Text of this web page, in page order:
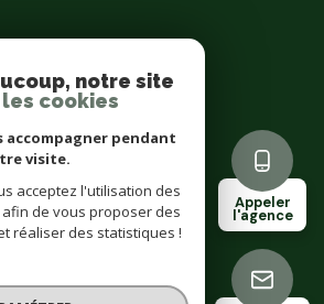
Appeler
l'agence
notre site
cookies
accompagner pendant
visite.
acceptez l'utilisation des
de vous proposer des
réaliser des statistiques !